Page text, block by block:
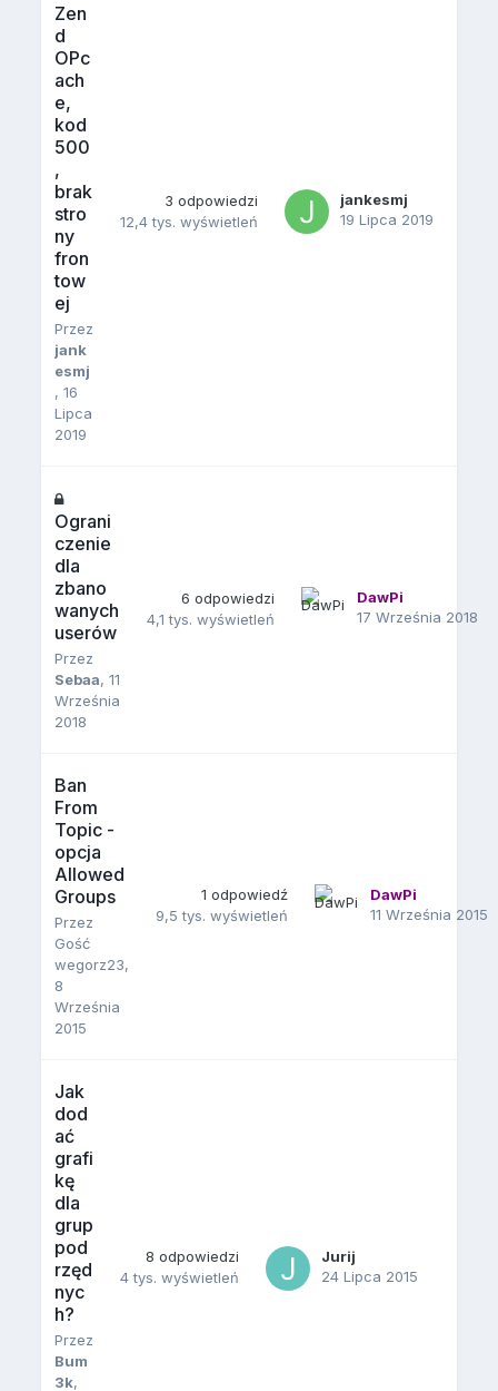
Zen
d
OPc
ach
e,
kod
500
,
brak
stro
ny
fron
tow
ej
Przez
jank
esmj
,16
Lipca
2019
3 odpowiedzi
12,4 tys. wyświetleń
jankesmj
19 Lipca 2019
Ograni
czenie
dla
zbano
wanych
userów
Przez
Sebaa,11
Września
2018
6 odpowiedzi
4,1 tys. wyświetleń
DawPi
17 Września 2018
Ban
From
Topic -
opcja
Allowed
Groups
Przez
Gość
wegorz23,
8
Września
2015
1 odpowiedź
9,5 tys. wyświetleń
DawPi
11 Września 2015
Jak
dod
ać
grafi
kę
dla
grup
pod
rzęd
nyc
h?
Przez
Bum
3k,
8 odpowiedzi
4 tys. wyświetleń
Jurij
24 Lipca 2015